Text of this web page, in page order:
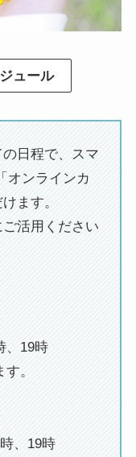
ュール
日程で、スマ
オンラインカ
ます。
活用ください
、19時
。
、19時